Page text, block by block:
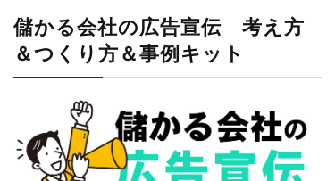
儲かる会社の広告宣伝 考え方
＆つくり方＆事例キット